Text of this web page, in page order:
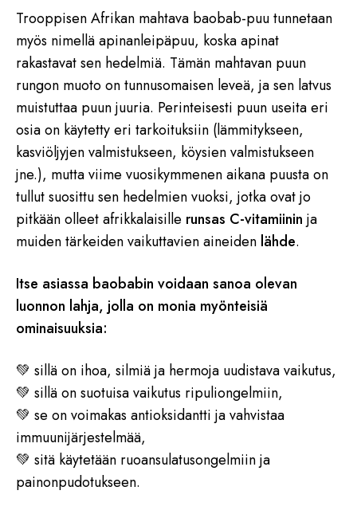
Trooppisen Afrikan mahtava baobab-puu tunnetaan
myös nimellä apinanleipäpuu, koska apinat
rakastavat sen hedelmiä. Tämän mahtavan puun
rungon muoto on tunnusomaisen leveä, ja sen latvus
muistuttaa puun juuria. Perinteisesti puun useita eri
osia on käytetty eri tarkoituksiin (lämmitykseen,
kasviöljyjen valmistukseen, köysien valmistukseen
jne.), mutta viime vuosikymmenen aikana puusta on
tullut suosittu sen hedelmien vuoksi, jotka ovat jo
pitkään olleet afrikkalaisille runsas C-vitamiinin ja
muiden tärkeiden vaikuttavien aineiden lähde.
Itse asiassa baobabin voidaan sanoa olevan
luonnon lahja, jolla on monia myönteisiä
ominaisuuksia:
💚 sillä on ihoa, silmiä ja hermoja uudistava vaikutus,
💚 sillä on suotuisa vaikutus ripuliongelmiin,
💚 se on voimakas antioksidantti ja vahvistaa
immuunijärjestelmää,
💚 sitä käytetään ruoansulatusongelmiin ja
painonpudotukseen.